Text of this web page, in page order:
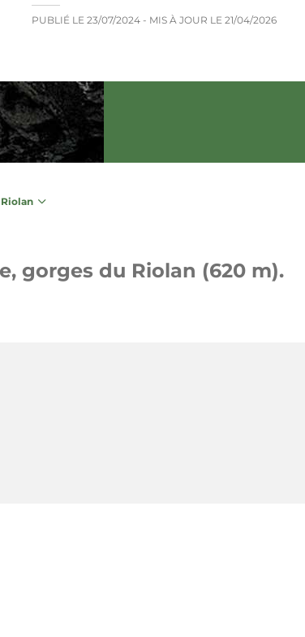
PUBLIÉ LE 23/07/2024 - MIS À JOUR LE 21/04/2026
gorges du Riolan (620 m).